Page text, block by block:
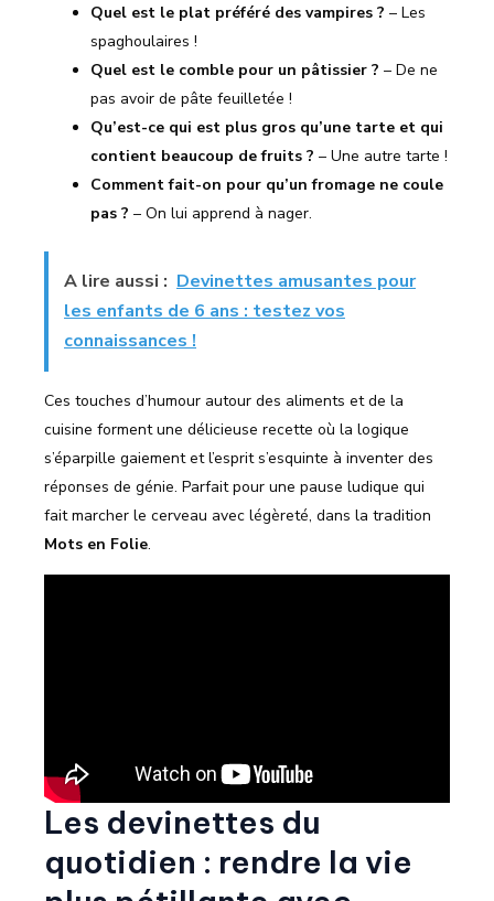
Quel est le plat préféré des vampires ? – Les
spaghoulaires !
Quel est le comble pour un pâtissier ? – De ne
pas avoir de pâte feuilletée !
Qu’est-ce qui est plus gros qu’une tarte et qui
contient beaucoup de fruits ? – Une autre tarte !
Comment fait-on pour qu’un fromage ne coule
pas ? – On lui apprend à nager.
A lire aussi : Devinettes amusantes pour
les enfants de 6 ans : testez vos
connaissances !
Ces touches d’humour autour des aliments et de la
cuisine forment une délicieuse recette où la logique
s’éparpille gaiement et l’esprit s’esquinte à inventer des
réponses de génie. Parfait pour une pause ludique qui
fait marcher le cerveau avec légèreté, dans la tradition
Mots en Folie.
Les devinettes du
quotidien : rendre la vie